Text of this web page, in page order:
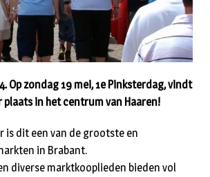
Op zondag 19 mei, 1e Pinksterdag, vindt
plaats in het centrum van Haaren!
is dit een van de grootste en
in Brabant.
diverse marktkooplieden bieden vol